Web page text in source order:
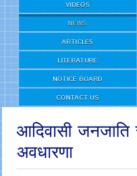
VIDEOS
NEWS
ARTICLES
LITERATURE
NOTICE BOARD
CONTACT US
आदिवासी
अवधारणा